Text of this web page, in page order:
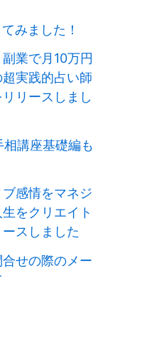
みました！
副業で月10万円
実践的占い師
リースしまし
講座基礎編も
ブ感情をマネジ
をクリエイト
スしました
せの際のメー